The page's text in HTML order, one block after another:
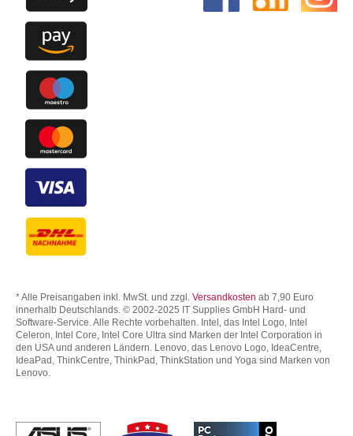
* Alle Preisangaben inkl. MwSt. und zzgl. Versandkosten ab 7,90 Euro
innerhalb Deutschlands. © 2002-2025 IT Supplies GmbH Hard- und
Software-Service. Alle Rechte vorbehalten. Intel, das Intel Logo, Intel
Celeron, Intel Core, Intel Core Ultra sind Marken der Intel Corporation in
den USA und anderen Ländern. Lenovo, das Lenovo Logo, IdeaCentre,
IdeaPad, ThinkCentre, ThinkPad, ThinkStation und Yoga sind Marken von
Lenovo.